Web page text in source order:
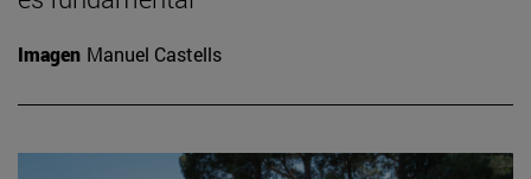
Imagen Manuel Castells